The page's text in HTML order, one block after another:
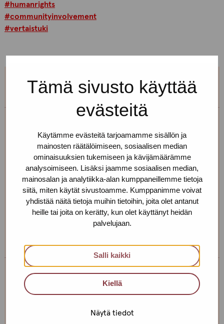
Tämä sivusto käyttää
evästeitä
Käytämme evästeitä tarjoamamme sisällön ja
mainosten räätälöimiseen, sosiaalisen median
ominaisuuksien tukemiseen ja kävijämäärämme
analysoimiseen. Lisäksi jaamme sosiaalisen median,
mainosalan ja analytiikka-alan kumppaneillemme tietoja
siitä, miten käytät sivustoamme. Kumppanimme voivat
yhdistää näitä tietoja muihin tietoihin, joita olet antanut
heille tai joita on kerätty, kun olet käyttänyt heidän
palvelujaan.
Salli kaikki
Kiellä
Näytä tiedot
#humanrights
#communityinvolvement
#vertaistuki
Erja Aalto
Kehittämiskoordinaattori, sairaanhoitaja,
työnohjaaja
+358 40 725 0791
erja.aalto(at)protukipiste.fi
osaama
kieli
finnish
osaama
kieli
english
Tiia Nohynek